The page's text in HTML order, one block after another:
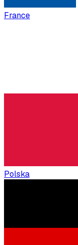
France
Polska